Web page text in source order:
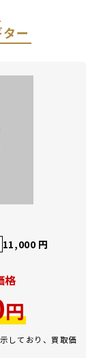
ー
11,000 円
格
円
しており、買取価